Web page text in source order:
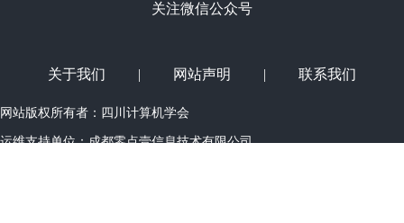
关于我们 | 网站声明 | 联系我们
网站版权所有者：四川计算机学会
运维支持单位：成都零点壹信息技术有限公司
关注微信公众号